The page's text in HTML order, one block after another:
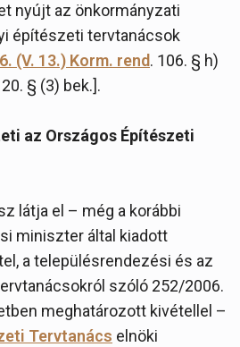
nyújt az önkormányzati
építészeti tervtanácsok
(V. 13.) Korm. rend. 106. § h)
20. § (3) bek.].
az Országos Építészeti
látja el – még a korábbi
miniszter által kiadott
a településrendezési és az
szóló 252/2006.
meghatározott kivétellel –
Tervtanács elnöki